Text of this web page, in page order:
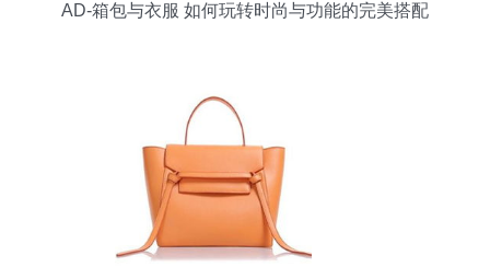
AD-箱包与衣服 如何玩转时尚与功能的完美搭配